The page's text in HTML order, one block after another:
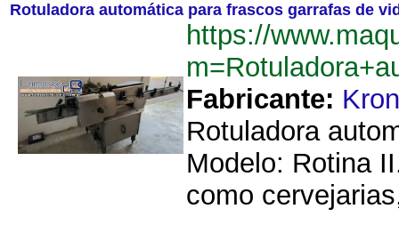
Rotuladora automática para frascos garrafas de
https://
Fabricante:
Rotuladora
Modelo: Rotina
como